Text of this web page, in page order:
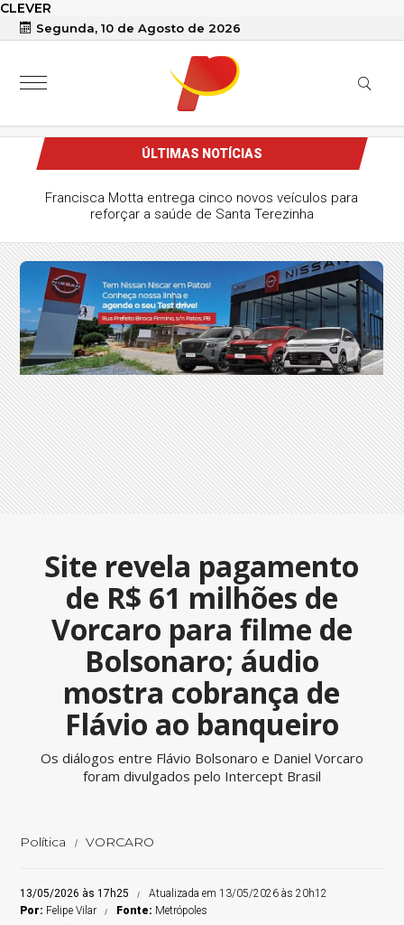
CLEVER
Segunda, 10 de Agosto de 2026
ÚLTIMAS NOTÍCIAS
Moto roubada em São Mamede é recuperada pela PM na
zona rural de Quixaba
Site revela pagamento
de R$ 61 milhões de
Vorcaro para filme de
Bolsonaro; áudio
mostra cobrança de
Flávio ao banqueiro
Os diálogos entre Flávio Bolsonaro e Daniel Vorcaro
foram divulgados pelo Intercept Brasil
Política VORCARO
13/05/2026 às 17h25
Atualizada em 13/05/2026 às 20h12
Por: Felipe Vilar Fonte: Metrópoles